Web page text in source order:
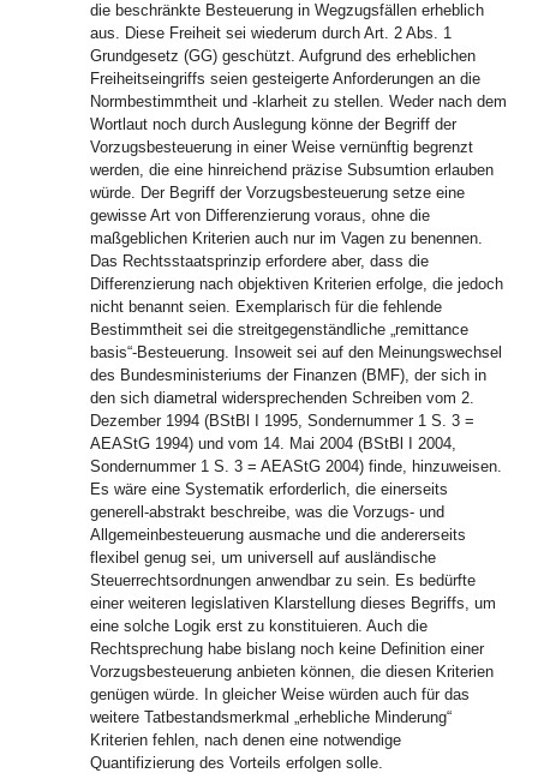
die beschränkte Besteuerung in Wegzugsfällen erheblich
aus. Diese Freiheit sei wiederum durch Art. 2 Abs. 1
Grundgesetz (GG) geschützt. Aufgrund des erheblichen
Freiheitseingriffs seien gesteigerte Anforderungen an die
Normbestimmtheit und -klarheit zu stellen. Weder nach dem
Wortlaut noch durch Auslegung könne der Begriff der
Vorzugsbesteuerung in einer Weise vernünftig begrenzt
werden, die eine hinreichend präzise Subsumtion erlauben
würde. Der Begriff der Vorzugsbesteuerung setze eine
gewisse Art von Differenzierung voraus, ohne die
maßgeblichen Kriterien auch nur im Vagen zu benennen.
Das Rechtsstaatsprinzip erfordere aber, dass die
Differenzierung nach objektiven Kriterien erfolge, die jedoch
nicht benannt seien. Exemplarisch für die fehlende
Bestimmtheit sei die streitgegenständliche „remittance
basis“-Besteuerung. Insoweit sei auf den Meinungswechsel
des Bundesministeriums der Finanzen (BMF), der sich in
den sich diametral widersprechenden Schreiben vom 2.
Dezember 1994 (BStBl I 1995, Sondernummer 1 S. 3 =
AEAStG 1994) und vom 14. Mai 2004 (BStBl I 2004,
Sondernummer 1 S. 3 = AEAStG 2004) finde, hinzuweisen.
Es wäre eine Systematik erforderlich, die einerseits
generell-abstrakt beschreibe, was die Vorzugs- und
Allgemeinbesteuerung ausmache und die andererseits
flexibel genug sei, um universell auf ausländische
Steuerrechtsordnungen anwendbar zu sein. Es bedürfte
einer weiteren legislativen Klarstellung dieses Begriffs, um
eine solche Logik erst zu konstituieren. Auch die
Rechtsprechung habe bislang noch keine Definition einer
Vorzugsbesteuerung anbieten können, die diesen Kriterien
genügen würde. In gleicher Weise würden auch für das
weitere Tatbestandsmerkmal „erhebliche Minderung“
Kriterien fehlen, nach denen eine notwendige
Quantifizierung des Vorteils erfolgen solle.